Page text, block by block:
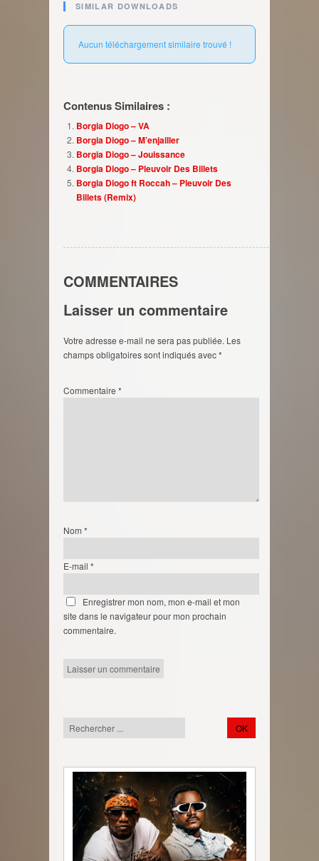
SIMILAR DOWNLOADS
Aucun téléchargement similaire trouvé !
Contenus Similaires :
Borgia Diogo – VA
Borgia Diogo – M’enjailler
Borgia Diogo – Jouissance
Borgia Diogo – Pleuvoir Des Billets
Borgia Diogo ft Roccah – Pleuvoir Des
Billets (Remix)
COMMENTAIRES
Laisser un commentaire
Votre adresse e-mail ne sera pas publiée. Les
champs obligatoires sont indiqués avec*
Commentaire *
Nom *
E-mail *
Enregistrer mon nom, mon e-mail et mon
site dans le navigateur pour mon prochain
commentaire.